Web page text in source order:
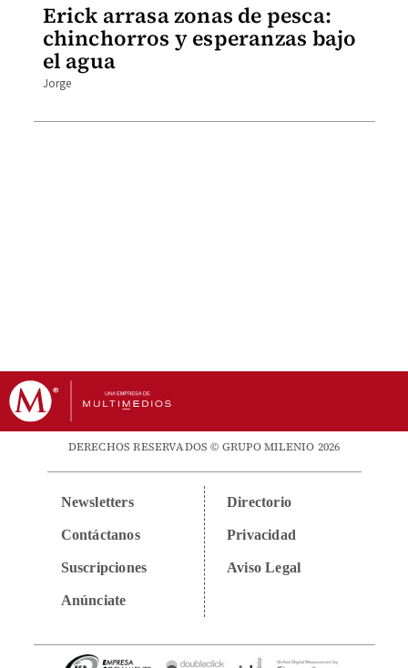
Erick arrasa zonas de pesca:
chinchorros y esperanzas bajo
el agua
Jorge
DERECHOS RESERVADOS © GRUPO MILENIO 2026
Newsletters
Contáctanos
Suscripciones
Anúnciate
Directorio
Privacidad
Aviso Legal